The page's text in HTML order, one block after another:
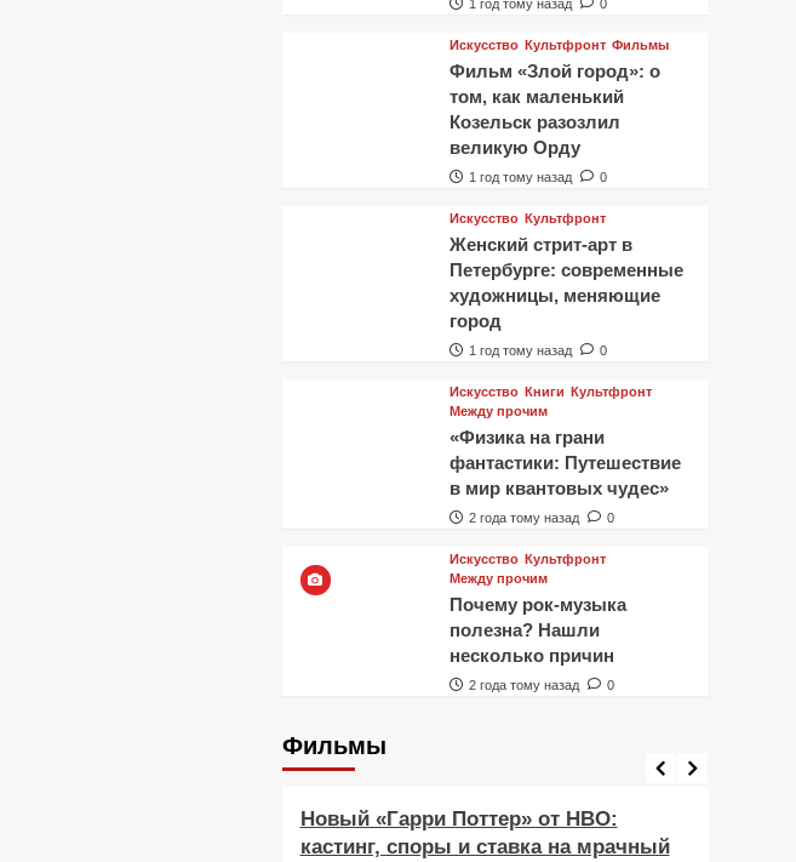
1 год тому назад 0
Искусство Культфронт Фильмы
Фильм «Злой город»: о
том, как маленький
Козельск разозлил
великую Орду
1 год тому назад 0
Искусство Культфронт
Женский стрит-арт в
Петербурге: современные
художницы, меняющие
город
1 год тому назад 0
Искусство Книги Культфронт
Между прочим
«Физика на грани
фантастики: Путешествие
в мир квантовых чудес»
2 года тому назад 0
Искусство Культфронт
Между прочим
Почему рок-музыка
полезна? Нашли
несколько причин
2 года тому назад 0
Фильмы
Фильмы
Новый «Гарри Поттер» от HBO:
кастинг, споры и ставка на мрачный